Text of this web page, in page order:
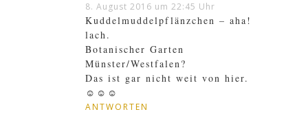
8. August 2016 um 22:45 Uhr
Kuddelmuddelpflänzchen – aha!
lach.
Botanischer Garten
Münster/Westfalen?
Das ist gar nicht weit von hier.
☺☺☺
ANTWORTEN